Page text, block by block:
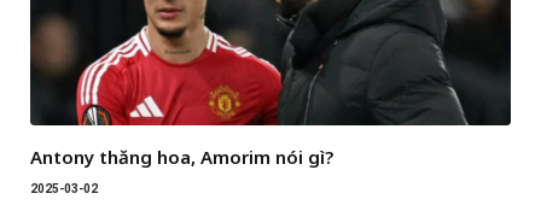
Antony thăng hoa, Amorim nói gì?
2025-03-02